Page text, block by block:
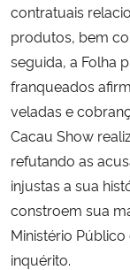
contratuais
produtos, bem
seguida, a Folha
franqueados
veladas e
Cacau Show
refutando as
injustas a sua
constroem sua
Ministério
inquérito.